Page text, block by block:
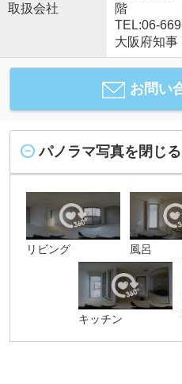
取扱会社
階
TEL:06-
大阪府知事
お問い
パノラマ写真を閉じる
リビング 風呂
キッチン